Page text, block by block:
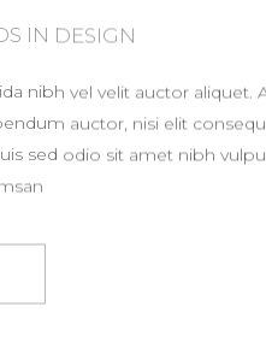
IN DESIGN
nibh vel velit auctor aliquet.
auctor, nisi elit
sed odio sit amet nibh